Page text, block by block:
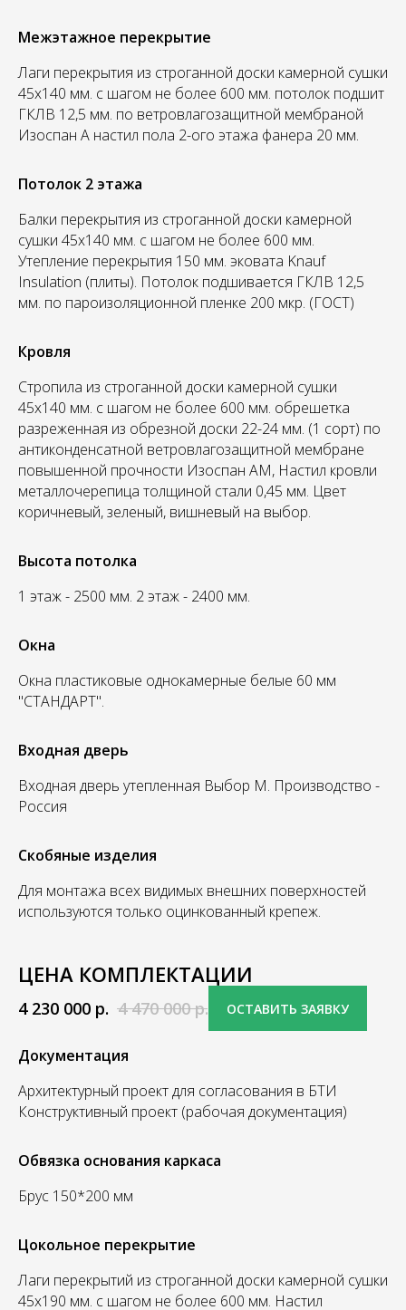
Межэтажное перекрытие
Лаги перекрытия из строганной доски камерной сушки
45х140 мм. с шагом не более 600 мм. потолок подшит
ГКЛВ 12,5 мм. по ветровлагозащитной мембраной
Изоспан А настил пола 2-ого этажа фанера 20 мм.
Потолок 2 этажа
Балки перекрытия из строганной доски камерной
сушки 45х140 мм. с шагом не более 600 мм.
Утепление перекрытия 150 мм. эковата Knauf
Insulation (плиты). Потолок подшивается ГКЛВ 12,5
мм. по пароизоляционной пленке 200 мкр. (ГОСТ)
Кровля
Стропила из строганной доски камерной сушки
45х140 мм. с шагом не более 600 мм. обрешетка
разреженная из обрезной доски 22-24 мм. (1 сорт) по
антиконденсатной ветровлагозащитной мембране
повышенной прочности Изоспан АМ, Настил кровли
металлочерепица толщиной стали 0,45 мм. Цвет
коричневый, зеленый, вишневый на выбор.
Высота потолка
1 этаж - 2500 мм. 2 этаж - 2400 мм.
Окна
Окна пластиковые однокамерные белые 60 мм
"СТАНДАРТ".
Входная дверь
Входная дверь утепленная Выбор М. Производство -
Россия
Скобяные изделия
Для монтажа всех видимых внешних поверхностей
используются только оцинкованный крепеж.
ЦЕНА КОМПЛЕКТАЦИИ
4 230 000 р. 4 470 000 р. ОСТАВИТЬ ЗАЯВКУ
Документация
Архитектурный проект для согласования в БТИ
Конструктивный проект (рабочая документация)
Обвязка основания каркаса
Брус 150*200 мм
Цокольное перекрытие
Лаги перекрытий из строганной доски камерной сушки
45х190 мм. с шагом не более 600 мм. Настил